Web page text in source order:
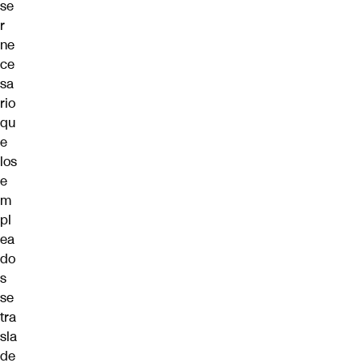
se
r
ne
ce
sa
rio
qu
e
los
e
m
pl
ea
do
s
se
tra
sla
de